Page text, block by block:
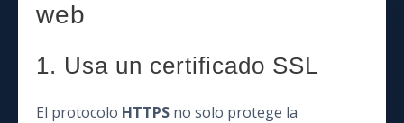
web
1. Usa un certificado SSL
El protocolo HTTPS no solo protege la